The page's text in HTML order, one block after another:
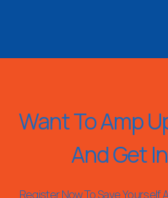
Want To Amp
And Get
Register Now To Save Yourself